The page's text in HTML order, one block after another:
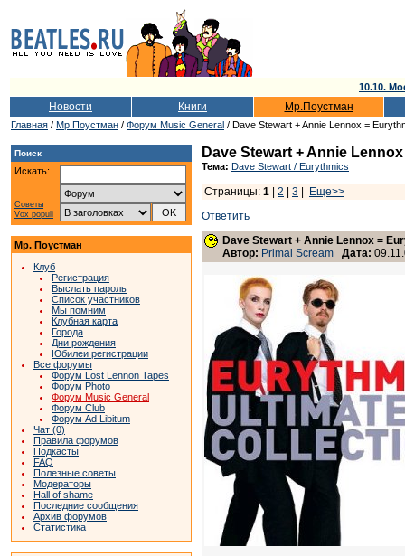
10.10.
Новости Книги Мр.Поустман
Главная / Мр.Поустман / Форум Music General / Dave Stewart + Annie Lennox =
Поиск
Искать:
Советы
Vox populi
Мр. Поустман
Клуб
Регистрация
Выслать пароль
Список участников
Мы помним
Клубная карта
Города
Дни рождения
Юбилеи регистрации
Все форумы
Форум Lost Lennon Tapes
Форум Photo
Форум Music General
Форум Club
Форум Ad Libitum
Чат (0)
Правила форумов
Подкасты
FAQ
Полезные советы
Модераторы
Hall of shame
Последние сообщения
Архив форумов
Статистика
Dave Stewart + Annie
Тема: Dave Stewart / Eurythmics
Страницы: 1 2 3
Еще>>
Ответить
Dave Stewart + Annie Lennox =
Автор: Primal Scream Дата: